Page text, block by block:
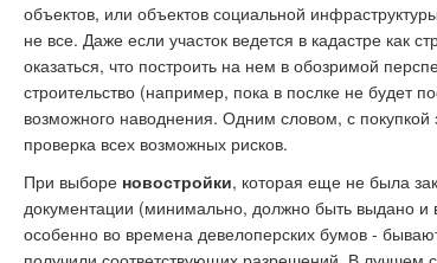
объектов, или объектов социальной
не все. Даже если участок ведется в кадастре как
оказаться, что построить на нем в обозримой
строительство (например, пока в послке не будет
возможного наводнения. Одним словом, с покупкой
проверка всех возможных рисков.
При выбореновостройки, которая еще не была
документации (минимально, должно быть выдано и
особенно во времена девелоперских бумов -